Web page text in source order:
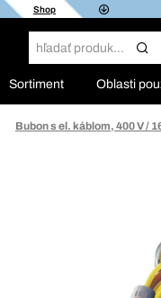
Shop
Sortiment Oblasti
Bubon s el. káblom, 400 V /